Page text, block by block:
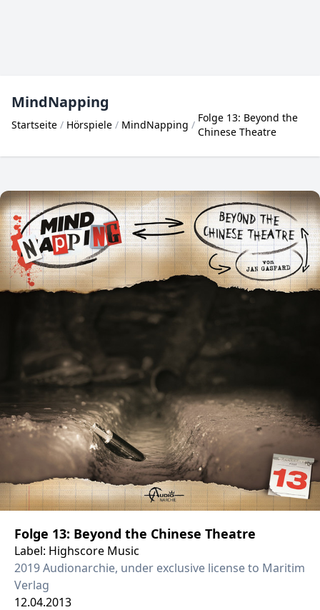
MindNapping
Startseite Hörspiele MindNapping
Folge 13: Beyond the
Chinese Theatre
Folge 13: Beyond the Chinese Theatre
Label: Highscore Music
2019 Audionarchie, under exclusive license to Maritim
Verlag
12.04.2013